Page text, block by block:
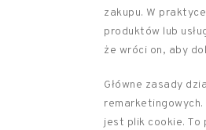
zakupu. W
produktów lub
że wróci on, aby
Główne zasady
jest plik cookie. To